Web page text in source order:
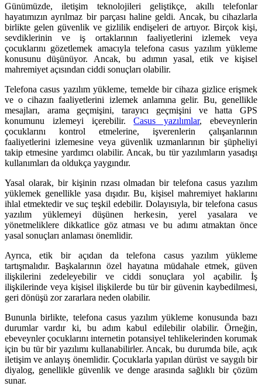
Günümüzde, iletişim teknolojileri geliştikçe, akıllı telefonlar
hayatımızın ayrılmaz bir parçası haline geldi. Ancak, bu cihazlarla
birlikte gelen güvenlik ve gizlilik endişeleri de artıyor. Birçok kişi,
sevdiklerinin ve iş ortaklarının faaliyetlerini izlemek veya
çocuklarını gözetlemek amacıyla telefona casus yazılım yükleme
konusunu düşünüyor. Ancak, bu adımın yasal, etik ve kişisel
mahremiyet açısından ciddi sonuçları olabilir.
Telefona casus yazılım yükleme, temelde bir cihaza gizlice erişmek
ve o cihazın faaliyetlerini izlemek anlamına gelir. Bu, genellikle
mesajları, arama geçmişini, tarayıcı geçmişini ve hatta GPS
konumunu izlemeyi içerebilir.Casus yazılımlar, ebeveynlerin
çocuklarını kontrol etmelerine, işverenlerin çalışanlarının
faaliyetlerini izlemesine veya güvenlik uzmanlarının bir şüpheliyi
takip etmesine yardımcı olabilir. Ancak, bu tür yazılımların yasadışı
kullanımları da oldukça yaygındır.
Yasal olarak, bir kişinin rızası olmadan bir telefona casus yazılım
yüklemek genellikle yasa dışıdır. Bu, kişisel mahremiyet haklarını
ihlal etmektedir ve suç teşkil edebilir. Dolayısıyla, bir telefona casus
yazılım yüklemeyi düşünen herkesin, yerel yasalara ve
yönetmeliklere dikkatlice göz atması ve bu adımı atmaktan önce
yasal sonuçları anlaması önemlidir.
Ayrıca, etik bir açıdan da telefona casus yazılım yükleme
tartışmalıdır. Başkalarının özel hayatına müdahale etmek, güven
ilişkilerini zedeleyebilir ve ciddi sonuçlara yol açabilir. İş
ilişkilerinde veya kişisel ilişkilerde bu tür bir güvenin kaybedilmesi,
geri dönüşü zor zararlara neden olabilir.
Bununla birlikte, telefona casus yazılım yükleme konusunda bazı
durumlar vardır ki, bu adım kabul edilebilir olabilir. Örneğin,
ebeveynler çocuklarını internetin potansiyel tehlikelerinden korumak
için bu tür bir yazılımı kullanabilirler. Ancak, bu durumda bile, açık
iletişim ve anlayış önemlidir. Çocuklarla yapılan dürüst ve saygılı bir
diyalog, genellikle güvenlik ve denge arasında sağlıklı bir çözüm
sunar.